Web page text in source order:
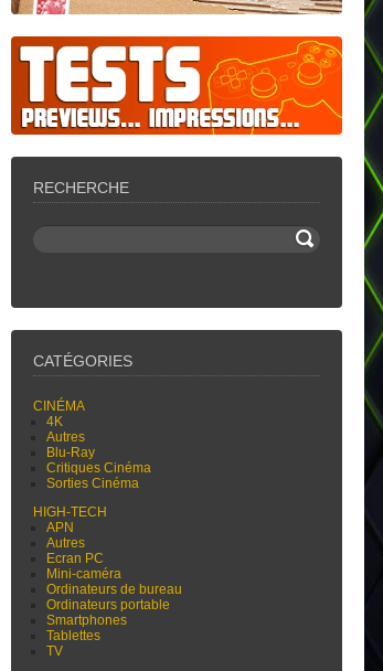
RECHERCHE
CATÉGORIES
CINÉMA
4K
Autres
Blu-Ray
Critiques Cinéma
Sorties Cinéma
HIGH-TECH
APN
Autres
Ecran PC
Mini-caméra
Ordinateurs de bureau
Ordinateurs portable
Smartphones
Tablettes
TV